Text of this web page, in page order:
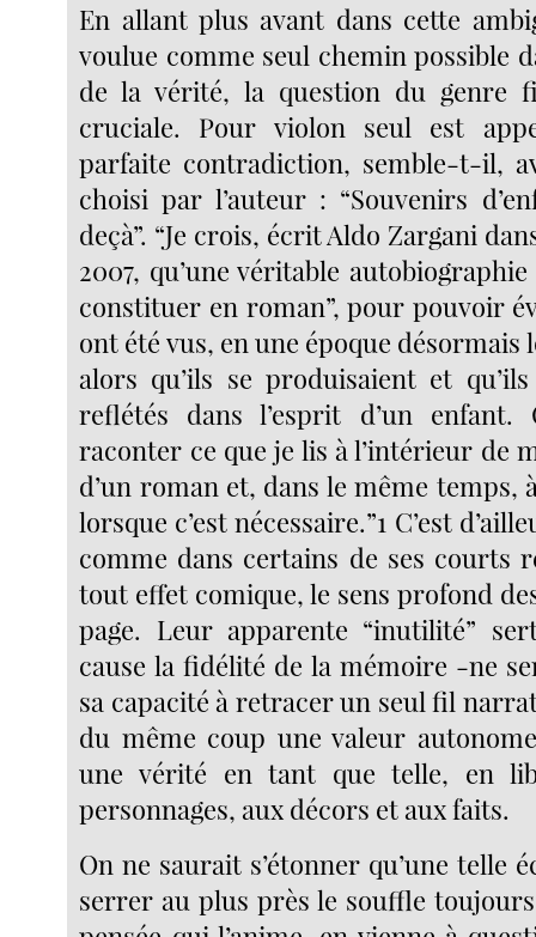
En allant plus avant dans cette
voulue comme seul chemin possible
de la vérité, la question du genre
cruciale. Pour violon seul est
parfaite contradiction, semble-t-il,
choisi par l’auteur : “Souvenirs
deçà”. “Je crois, écrit Aldo Zargani
2007, qu’une véritable
constituer en roman”, pour pouvoir
ont été vus, en une époque désormais
alors qu’ils se produisaient et
reflétés dans l’esprit d’un enfant.
raconter ce que je lis à l’intérieur de
d’un roman et, dans le même
lorsque c’est nécessaire.”1 C’est
comme dans certains de ses courts
tout effet comique, le sens profond
page. Leur apparente “inutilité”
cause la fidélité de la mémoire -ne
sa capacité à retracer un seul fil
du même coup une valeur
une vérité en tant que telle, en
personnages, aux décors et aux faits.
On ne saurait s’étonner qu’une telle
serrer au plus près le souffle